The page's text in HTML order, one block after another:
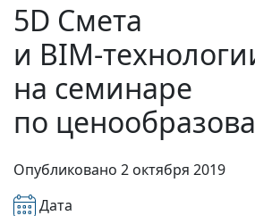
5D Смета
и
на семинаре
по
Опубликовано 2 октября 2019
Дата